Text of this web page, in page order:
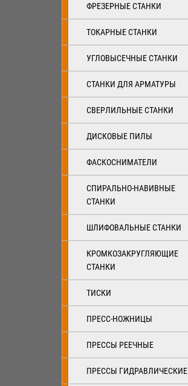
ФРЕЗЕРНЫЕ СТАНКИ
ТОКАРНЫЕ СТАНКИ
УГЛОВЫСЕЧНЫЕ СТАНКИ
СТАНКИ ДЛЯ АРМАТУРЫ
СВЕРЛИЛЬНЫЕ СТАНКИ
ДИСКОВЫЕ ПИЛЫ
ФАСКОСНИМАТЕЛИ
СПИРАЛЬНО-НАВИВНЫЕ
СТАНКИ
ШЛИФОВАЛЬНЫЕ СТАНКИ
КРОМКОЗАКРУГЛЯЮЩИЕ
СТАНКИ
ТИСКИ
ПРЕСС-НОЖНИЦЫ
ПРЕССЫ РЕЕЧНЫЕ
ПРЕССЫ ГИДРАВЛИЧЕСКИЕ